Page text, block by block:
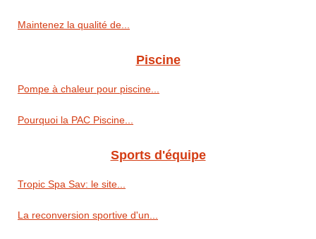
Maintenez la qualité de...
Piscine
Pompe à chaleur pour piscine...
Pourquoi la PAC Piscine...
Sports d'équipe
Tropic Spa Sav: le site...
La reconversion sportive d'un...